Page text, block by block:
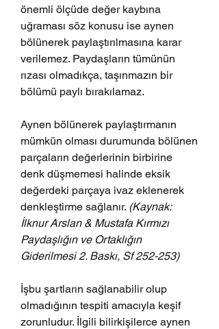
önemli ölçüde değer kaybına
uğraması söz konusu ise aynen
bölünerek paylaştırılmasına karar
verilemez. Paydaşların tümünün
rızası olmadıkça, taşınmazın bir
bölümü paylı bırakılamaz.
Aynen bölünerek paylaştırmanın
mümkün olması durumunda bölünen
parçaların değerlerinin birbirine
denk düşmemesi halinde eksik
değerdeki parçaya ivaz eklenerek
denkleştirme sağlanır. (Kaynak:
İlknur Arslan & Mustafa Kırmızı
Paydaşlığın ve Ortaklığın
Giderilmesi 2. Baskı, Sf 252-253)
İşbu şartların sağlanabilir olup
olmadığının tespiti amacıyla keşif
zorunludur. İlgili bilirkişilerce aynen